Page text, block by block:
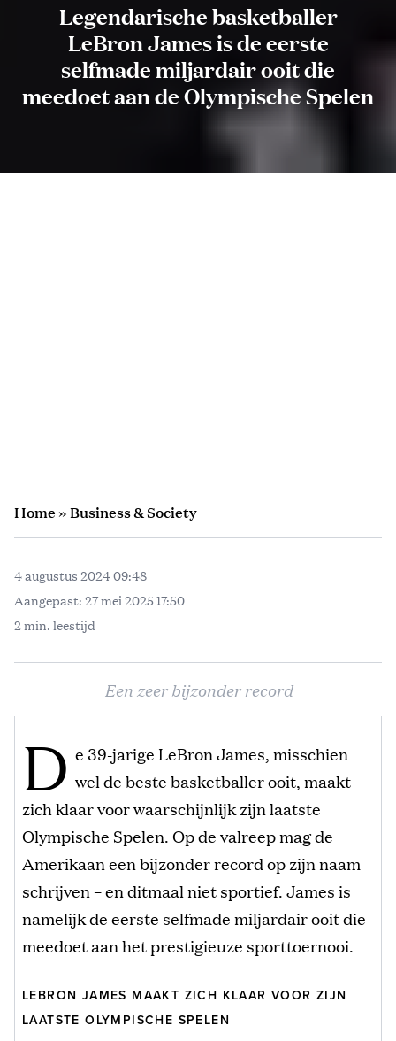
Legendarische basketballer
LeBron James is de eerste
selfmade miljardair ooit die
meedoet aan de Olympische Spelen
Home»Business & Society
4 augustus 2024 09:48
Aangepast: 27 mei 2025 17:50
2 min. leestijd
Een zeer bijzonder record
D e 39-jarige LeBron James, misschien
wel de beste basketballer ooit, maakt
zich klaar voor waarschijnlijk zijn laatste
Olympische Spelen. Op de valreep mag de
Amerikaan een bijzonder record op zijn naam
schrijven – en ditmaal niet sportief. James is
namelijk de eerste selfmade miljardair ooit die
meedoet aan het prestigieuze sporttoernooi.
LEBRON JAMES MAAKT ZICH KLAAR VOOR ZIJN
LAATSTE OLYMPISCHE SPELEN